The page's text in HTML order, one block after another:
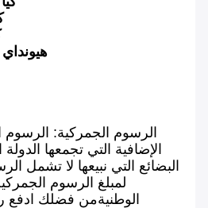
2006-2010
الرسوم الجمركية:
الإضافية التي تجمعها
البضائع التي نبيعها لا تشمل
لمبلغ الرسوم
الوطنيةمن فضلك